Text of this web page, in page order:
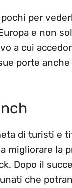
per
e non
a cui
porte
di turisti e
migliorare la
Dopo il
che